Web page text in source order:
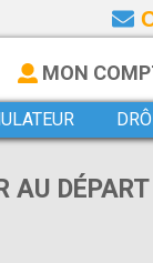
MON
AU